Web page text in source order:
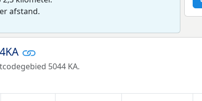
afstand.
5044 KA.